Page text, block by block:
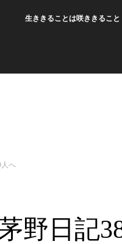
生ききることは咲ききること
へ
野日記